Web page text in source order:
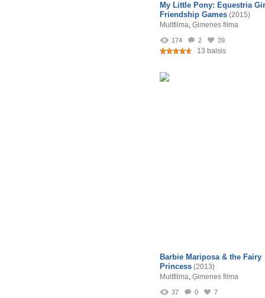
My Little Pony: Equestria
Friendship Games (2015)
Multfilma, Ģimenes filma
174 2 39
13 balsis
Barbie Mariposa & the Fairy
Princess (2013)
Multfilma, Ģimenes filma
37 0 7